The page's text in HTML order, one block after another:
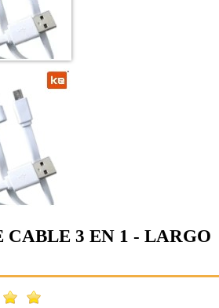
CABLE 3 EN 1 - LARGO